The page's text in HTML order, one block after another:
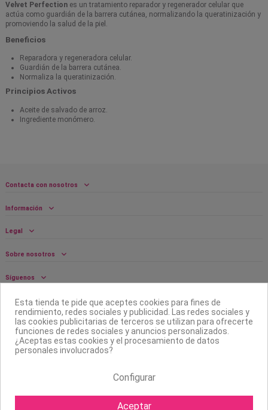
Velvet Perfection es un tratamiento reparador y regenerador celular que
actúa como guardián de la barrera cutánea, normalizando la queratinización y
promoviendo la salud de la piel.
Beneficios
Reparadora y regeneradora celular.
Guardián de la barrera cutánea.
Normaliza la queratinización.
Principios Activos
Aceite de salvado de arroz.
Ingrediente monómero.
Contacta con nosotros
Información
Legal
Sobre nosotros
Síguenos
Boletín
Esta tienda te pide que aceptes cookies para fines de
rendimiento, redes sociales y publicidad. Las redes sociales y
las cookies publicitarias de terceros se utilizan para ofrecerte
funciones de redes sociales y anuncios personalizados.
¿Aceptas estas cookies y el procesamiento de datos
personales involucrados?
Configurar
Aceptar